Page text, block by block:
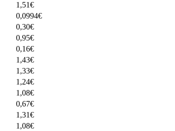
1,51€
0,0994€
0,30€
0,95€
0,16€
1,43€
1,33€
1,24€
1,08€
0,67€
1,31€
1,08€